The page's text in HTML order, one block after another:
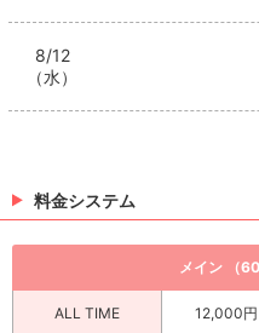
8/12
（水）
料金システム
メイン （
ALL TIME 12,000円